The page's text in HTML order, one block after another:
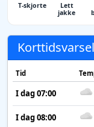
T-skjorte
Lett
jakke
Tid
I dag 07:00
I dag 08:00